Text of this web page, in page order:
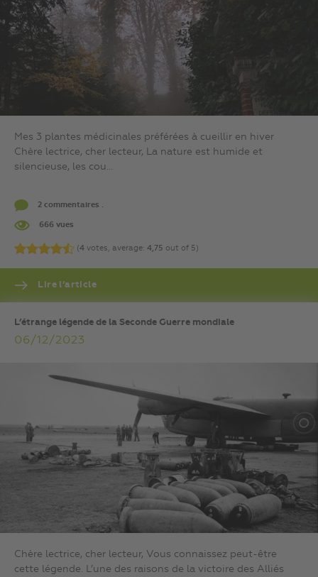
Mes 3 plantes médicinales préférées à cueillir en hiver
Chère lectrice, cher lecteur, La nature est humide et
silencieuse, les cou...
2 commentaires .
666 vues
(4 votes, average: 4,75 out of 5)
Lire l’article
L’étrange légende de la Seconde Guerre mondiale
06/12/2023
Chère lectrice, cher lecteur, Vous connaissez peut-être
cette légende. L’une des raisons de la victoire des Alliés